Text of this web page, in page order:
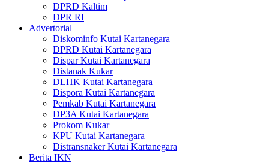
DPRD Kaltim
DPR RI
Advertorial
Diskominfo Kutai Kartanegara
DPRD Kutai Kartanegara
Dispar Kutai Kartanegara
Distanak Kukar
DLHK Kutai Kartanegara
Dispora Kutai Kartanegara
Pemkab Kutai Kartanegara
DP3A Kutai Kartanegara
Prokom Kukar
KPU Kutai Kartanegara
Distransnaker Kutai Kartanegara
Berita IKN